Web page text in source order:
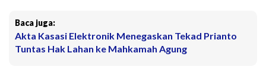
Baca juga:
Akta Kasasi Elektronik Menegaskan Tekad Prianto
Tuntas Hak Lahan ke Mahkamah Agung